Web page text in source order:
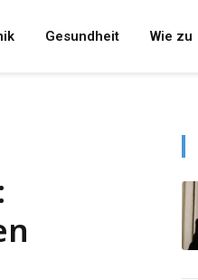
Gesundheit Wie zu